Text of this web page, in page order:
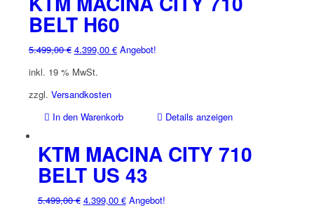
BELT H60
5.499,00€ Ursprünglicher
war:
5.499,00 €
4.399,00 €Aktueller
Angebot!
inkl. 19 % MwSt.
zzgl. Versandkosten
In den Warenkorb
Details anzeigen
KTM MACINA CITY 710
BELT US 43
5.499,00€ Ursprünglicher
4.399,00 €Aktueller
Angebot!